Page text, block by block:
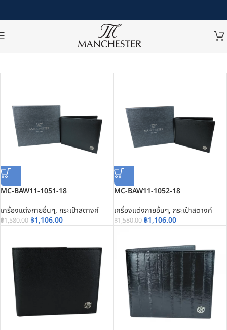
กระเป๋าสตางค์
MC-BAW11-1051-18
เครื่องแต่งกายอื่นๆ, กระเป๋าสตางค์
฿1,580.00 ฿1,106.00
MC-BAW11-1052-18
เครื่องแต่งกายอื่นๆ, กระเป๋าสตางค์
฿1,580.00 ฿1,106.00